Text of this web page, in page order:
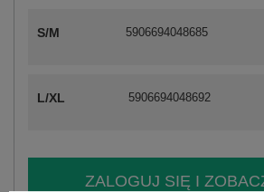
S/M 5906694048685
L/XL 5906694048692
ZALOGUJ SIĘ I